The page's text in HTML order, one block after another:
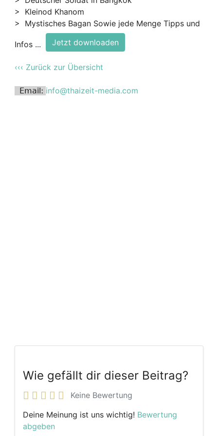
> Kleinod Khanom
> Mystisches Bagan Sowie jede Menge Tipps und
Infos ... Jetzt downloaden
‹‹‹ Zurück zur Übersicht
Email: info@thaizeit-media.com
Wie gefällt dir dieser Beitrag?
Keine Bewertung
Deine Meinung ist uns wichtig! Bewertung
abgeben